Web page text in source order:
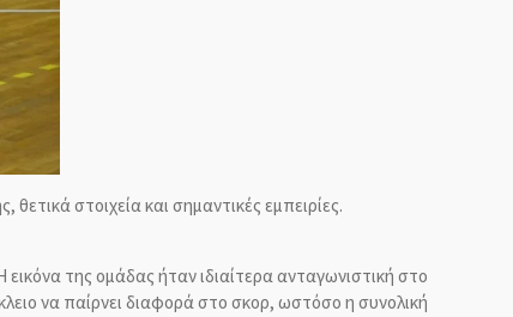
στοιχεία και σημαντικές εμπειρίες.
της ομάδας ήταν ιδιαίτερα ανταγωνιστική στο
να παίρνει διαφορά στο σκορ, ωστόσο η συνολική